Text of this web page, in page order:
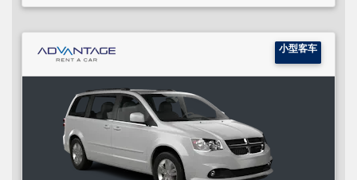
小型客车